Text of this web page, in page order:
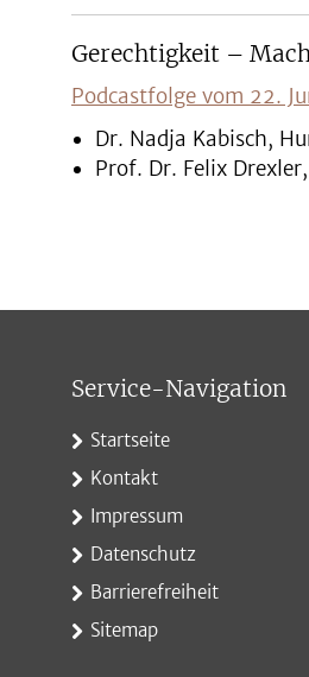
Gerechtigkeit –
Podcastfolge vom 22.
Dr. Nadja Kabisch,
Prof. Dr. Felix
Service-Navigation
Startseite
Kontakt
Impressum
Datenschutz
Barrierefreiheit
Sitemap